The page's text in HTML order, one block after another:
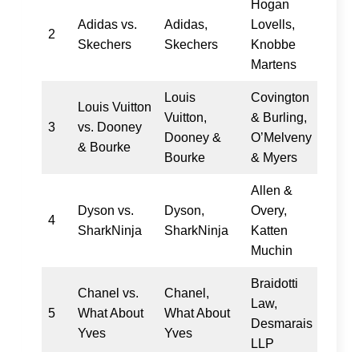
2
Adidas vs.
Skechers
Adidas,
Skechers
Hogan
Lovells,
Knobbe
Martens
3
Louis Vuitton
vs. Dooney
& Bourke
Louis
Vuitton,
Dooney &
Bourke
Covington
& Burling,
O’Melveny
& Myers
4
Dyson vs.
SharkNinja
Dyson,
SharkNinja
Allen &
Overy,
Katten
Muchin
5
Chanel vs.
What About
Yves
Chanel,
What About
Yves
Braidotti
Law,
Desmarais
LLP